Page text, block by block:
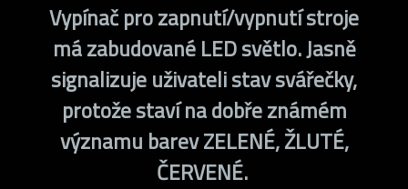
Vypínač pro zapnutí/vypnutí stroje
má zabudované LED světlo. Jasně
signalizuje uživateli stav svářečky,
protože staví na dobře známém
významu barev ZELENÉ, ŽLUTÉ,
ČERVENÉ.